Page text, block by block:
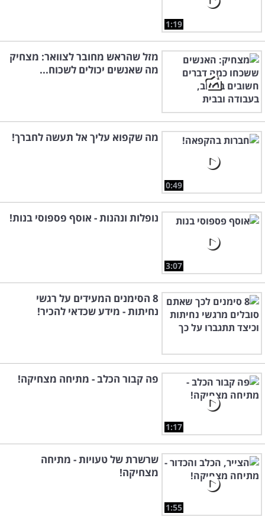
1:19
מזל שהראש מחובר לצוואר: מצחיק
מה שאנשים יכולים לשכוח...
0:49
מה שקפוא עליך אל תעשה לחברך!
3:07
נופלות ונהנות - אוסף פספוסי בנות!
8 הסימנים המעידים על רגשי
נחיתות - מידע שכדאי להכיר!
1:17
פה קבור הכלב - מתיחה מצחיקה!
1:55
שרשרת של טעויות - מתיחה
מצחיקה!